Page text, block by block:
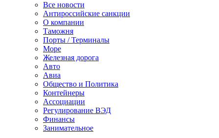
Все новости
Антироссийские санкции
О компании
Таможня
Порты / Терминалы
Море
Железная дорога
Авто
Авиа
Общество и Политика
Контейнеры
Ассоциации
Регулирование ВЭД
Финансы
Занимательное